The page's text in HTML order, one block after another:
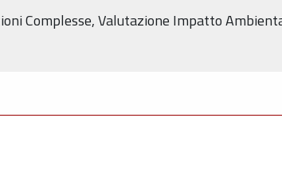
Complesse, Valutazione Impatto